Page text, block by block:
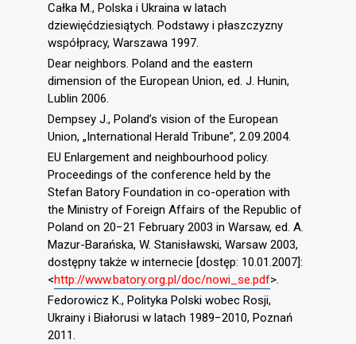
Całka M., Polska i Ukraina w latach
dziewięćdziesiątych. Podstawy i płaszczyzny
współpracy, Warszawa 1997.
Dear neighbors. Poland and the eastern
dimension of the European Union, ed. J. Hunin,
Lublin 2006.
Dempsey J., Poland’s vision of the European
Union, „International Herald Tribune”, 2.09.2004.
EU Enlargement and neighbourhood policy.
Proceedings of the conference held by the
Stefan Batory Foundation in co-operation with
the Ministry of Foreign Affairs of the Republic of
Poland on 20−21 February 2003 in Warsaw, ed. A.
Mazur-Barańska, W. Stanisławski, Warsaw 2003,
dostępny także w internecie [dostęp: 10.01.2007]:
<http://www.batory.org.pl/doc/nowi_se.pdf>.
Fedorowicz K., Polityka Polski wobec Rosji,
Ukrainy i Białorusi w latach 1989−2010, Poznań
2011.